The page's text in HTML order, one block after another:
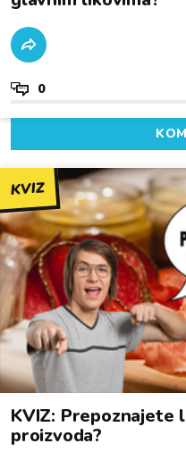
0
KVIZ
KVIZ: Prepoznajete
proizvoda?